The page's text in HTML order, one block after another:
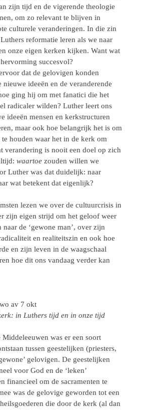
zijn tijd en de vigerende theologie
om zo relevant te blijven in
culturele veranderingen. In die zin
reformatie leren als we naar
onze eigen kerken kijken. Want wat
succesvol?
dat de gelovigen konden
nieuwe ideeën en de veranderende
ging hij om met fanatici die het
radicaler wilden? Luther leert ons
ideeën mensen en kerkstructuren
maar ook hoe belangrijk het is om
houden waar het in de kerk om
verandering is nooit een doel op zich
waartoe zouden willen we
Luther was dat duidelijk: naar
wat betekent dat eigenlijk?
lezen we over de cultuurcrisis in
zijn eigen strijd om het geloof weer
naar de ‘gewone man’, over zijn
en realiteitszin en ook hoe
en zijn leven in de waagschaal
hoe dit ons vandaag verder kan
av 7 okt
in Luthers tijd en in onze tijd
Middeleeuwen was er een soort
tussen geestelijken (priesters,
gelovigen. De geestelijken
voor God en de ‘leken’
financieel om de sacramenten te
was de gelovige geworden tot een
die door de kerk (al dan